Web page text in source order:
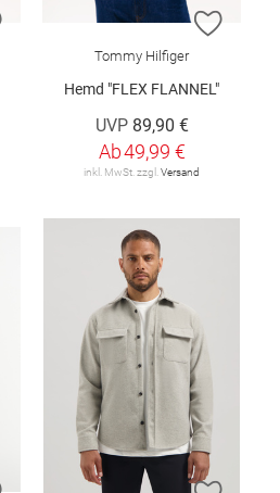
ZUR WUNSCHLISTE HINZUFÜGEN
ZUR
Tommy Hilfiger
Hemd "FLEX FLANNEL"
UVP 89,90 €
Ab49,99 €
inkl. MwSt. zzgl.Versand